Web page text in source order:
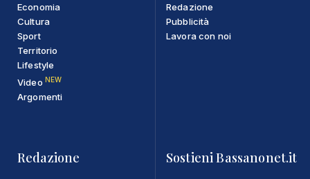
Economia
Cultura
Sport
Territorio
Lifestyle
Video NEW
Argomenti
Redazione
Pubblicità
Lavora con noi
Redazione Sostieni Bassanonet.it